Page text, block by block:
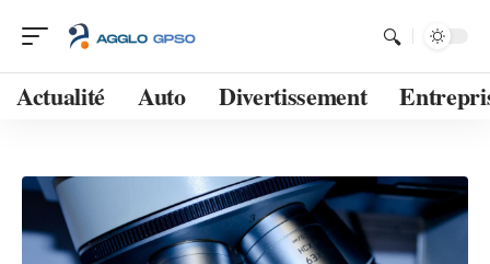
Actualité Auto Divertissement